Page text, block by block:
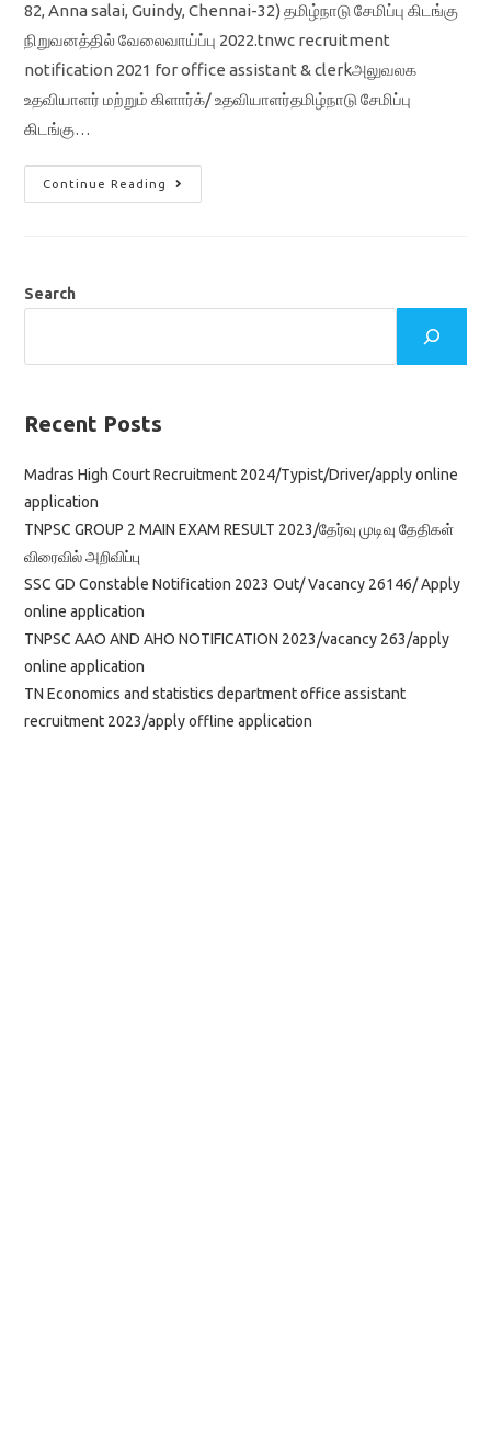
82, Anna salai, Guindy, Chennai-32) தமிழ்நாடு சேமிப்பு கிடங்கு
நிறுவனத்தில் வேலைவாய்ப்பு 2022.tnwc recruitment
notification 2021 for office assistant & clerkஅலுவலக
உதவியாளர் மற்றும் கிளார்க்/ உதவியாளர்தமிழ்நாடு சேமிப்பு
கிடங்கு…
Continue Reading
TNWC
RECRUITMENT
தமிழ்நாடு
நிரந்தர
Search
Recent Posts
Madras High Court Recruitment 2024/Typist/Driver/apply online
application
TNPSC GROUP 2 MAIN EXAM RESULT 2023/தேர்வு முடிவு தேதிகள்
விரைவில் அறிவிப்பு
SSC GD Constable Notification 2023 Out/ Vacancy 26146/ Apply
online application
TNPSC AAO AND AHO NOTIFICATION 2023/vacancy 263/apply
online application
TN Economics and statistics department office assistant
recruitment 2023/apply offline application